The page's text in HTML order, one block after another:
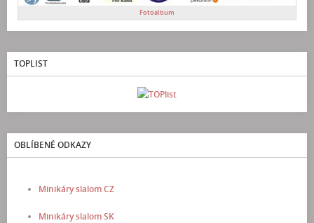
Fotoalbum
TOPLIST
OBLÍBENÉ ODKAZY
Minikáry slalom CZ
Minikáry slalom SK